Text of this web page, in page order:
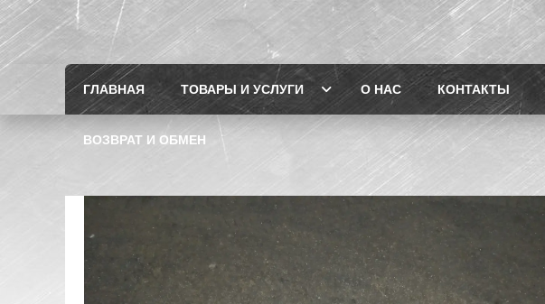
ГЛАВНАЯ ТОВАРЫ И УСЛУГИ О НАС КОНТАКТЫ
ВОЗВРАТ И ОБМЕН